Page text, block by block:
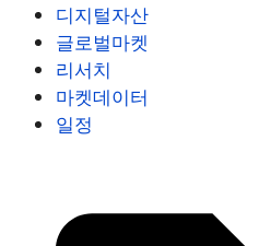
디지털자산
글로벌마켓
리서치
마켓데이터
일정